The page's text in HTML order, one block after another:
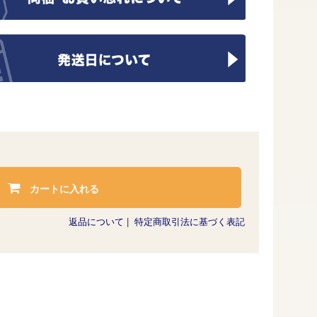
カートに入れる
返品について 特定商取引法に基づく表記